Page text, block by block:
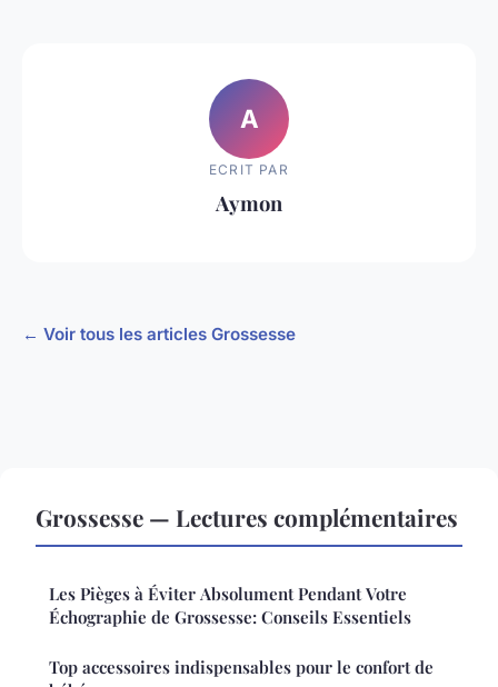
A
ECRIT PAR
Aymon
← Voir tous les articles Grossesse
Grossesse — Lectures complémentaires
Les Pièges à Éviter Absolument Pendant Votre
Échographie de Grossesse: Conseils Essentiels
Top accessoires indispensables pour le confort de